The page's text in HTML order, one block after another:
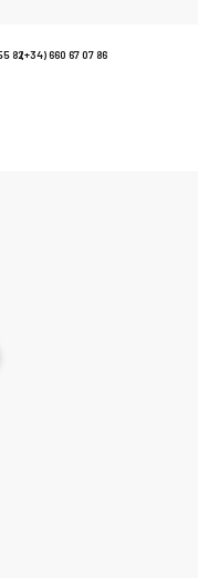
82(+34) 660 67 07 86